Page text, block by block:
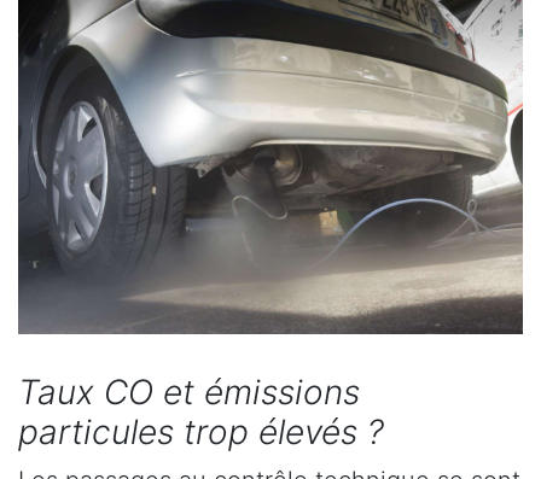
Taux CO et émissions
particules trop élevés ?